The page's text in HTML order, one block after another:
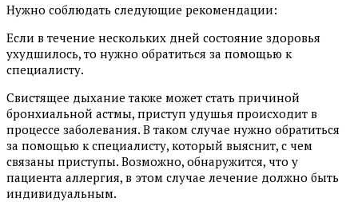
Нужно соблюдать следующие рекомендации:
Если в течение нескольких дней состояние здоровья
ухудшилось, то нужно обратиться за помощью к
специалисту.
Свистящее дыхание также может стать причиной
бронхиальной астмы, приступ удушья происходит в
процессе заболевания. В таком случае нужно обратиться
за помощью к специалисту, который выяснит, с чем
связаны приступы. Возможно, обнаружится, что у
пациента аллергия, в этом случае лечение должно быть
индивидуальным.